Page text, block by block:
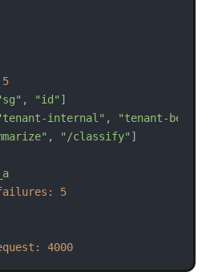
5
, "id" ]
internal" ,
"tenant-beta-
, "/classify" ]
5
4000